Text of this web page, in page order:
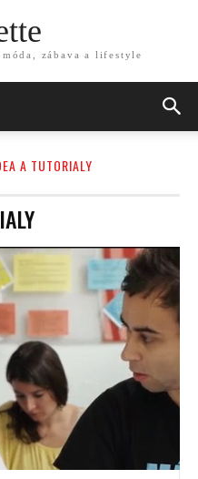
zábava a lifestyle
A TUTORIALY